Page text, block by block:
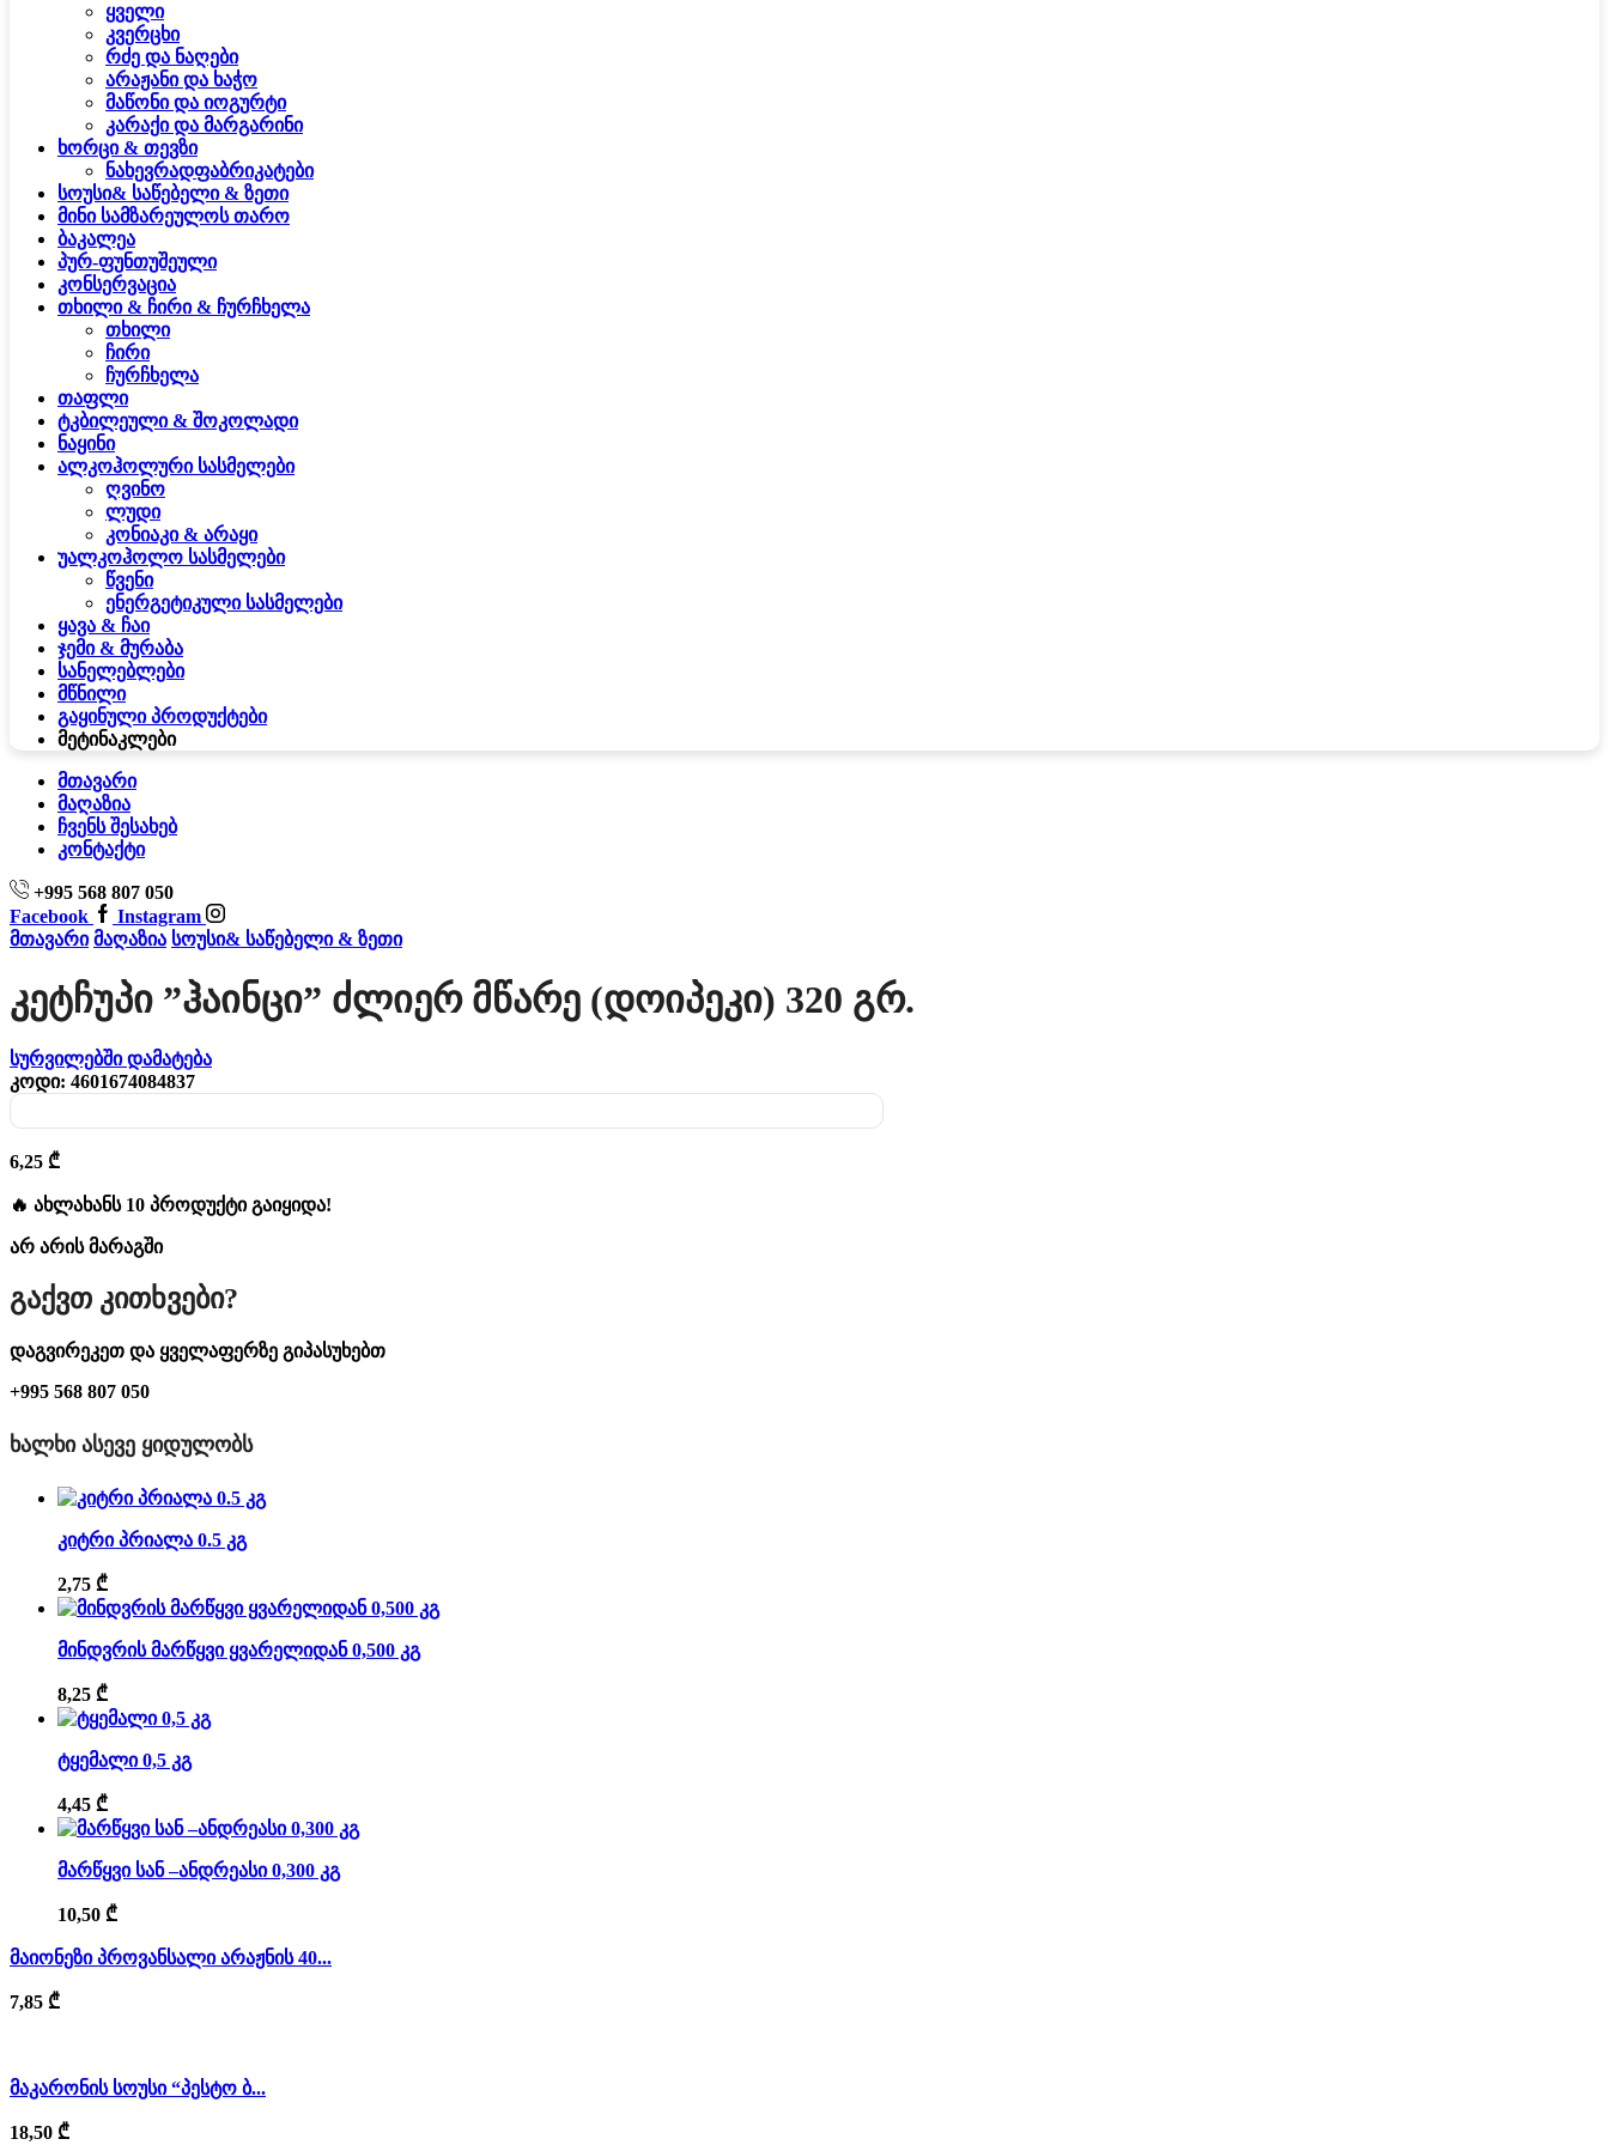
ყველი
კვერცხი
რძე და ნაღები
არაჟანი და ხაჭო
მაწონი და იოგურტი
კარაქი და მარგარინი
ხორცი & თევზი
ნახევრადფაბრიკატები
სოუსი& საწებელი & ზეთი
მინი სამზარეულოს თარო
ბაკალეა
პურ-ფუნთუშეული
კონსერვაცია
თხილი & ჩირი & ჩურჩხელა
თხილი
ჩირი
ჩურჩხელა
თაფლი
ტკბილეული & შოკოლადი
ნაყინი
ალკოჰოლური სასმელები
ღვინო
ლუდი
კონიაკი & არაყი
უალკოჰოლო სასმელები
წვენი
ენერგეტიკული სასმელები
ყავა & ჩაი
ჯემი & მურაბა
სანელებლები
მწნილი
გაყინული პროდუქტები
მეტინაკლები
მთავარი
მაღაზია
ჩვენს შესახებ
კონტაქტი
+995 568 807 050
Facebook
Instagram
მთავარი მაღაზია სოუსი& საწებელი & ზეთი
Კეტჩუპი ”ჰაინცი” Ძლიერ Მწარე (დოიპეკი) 320 Გრ.
სურვილებში დამატება
კოდი: 4601674084837
6,25 ₾
🔥 ახლახანს 10 პროდუქტი გაიყიდა!
არ არის მარაგში
Გაქვთ Კითხვები?
დაგვირეკეთ და ყველაფერზე გიპასუხებთ
+995 568 807 050
ᲮᲐᲚᲮᲘ ᲐᲡᲔᲕᲔ ᲧᲘᲓᲣᲚᲝᲑᲡ
კიტრი პრიალა 0.5 კგ
2,75 ₾
მინდვრის მარწყვი ყვარელიდან 0,500 კგ
8,25 ₾
ტყემალი 0,5 კგ
4,45 ₾
მარწყვი სან –ანდრეასი 0,300 კგ
10,50 ₾
მაიონეზი პროვანსალი არაჟნის 40...
7,85 ₾
მაკარონის სოუსი “პესტო ბ...
18,50 ₾